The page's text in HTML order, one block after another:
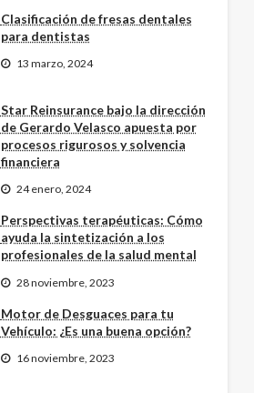
Clasificación de fresas dentales
para dentistas
13 marzo, 2024
Star Reinsurance bajo la dirección
de Gerardo Velasco apuesta por
procesos rigurosos y solvencia
financiera
24 enero, 2024
Perspectivas terapéuticas: Cómo
ayuda la sintetización a los
profesionales de la salud mental
28 noviembre, 2023
Motor de Desguaces para tu
Vehículo: ¿Es una buena opción?
16 noviembre, 2023